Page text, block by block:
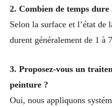
2. Combien de temps
Selon la surface et l’état de
durent généralement de 1 à
3. Proposez-vous un
peinture ?
Oui, nous appliquons